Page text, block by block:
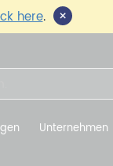
here. ×
Unternehmen